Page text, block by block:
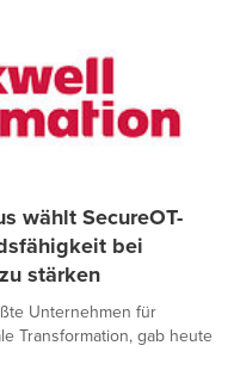
wählt SecureOT-
bei
stärken
Unternehmen für
Transformation, gab heute